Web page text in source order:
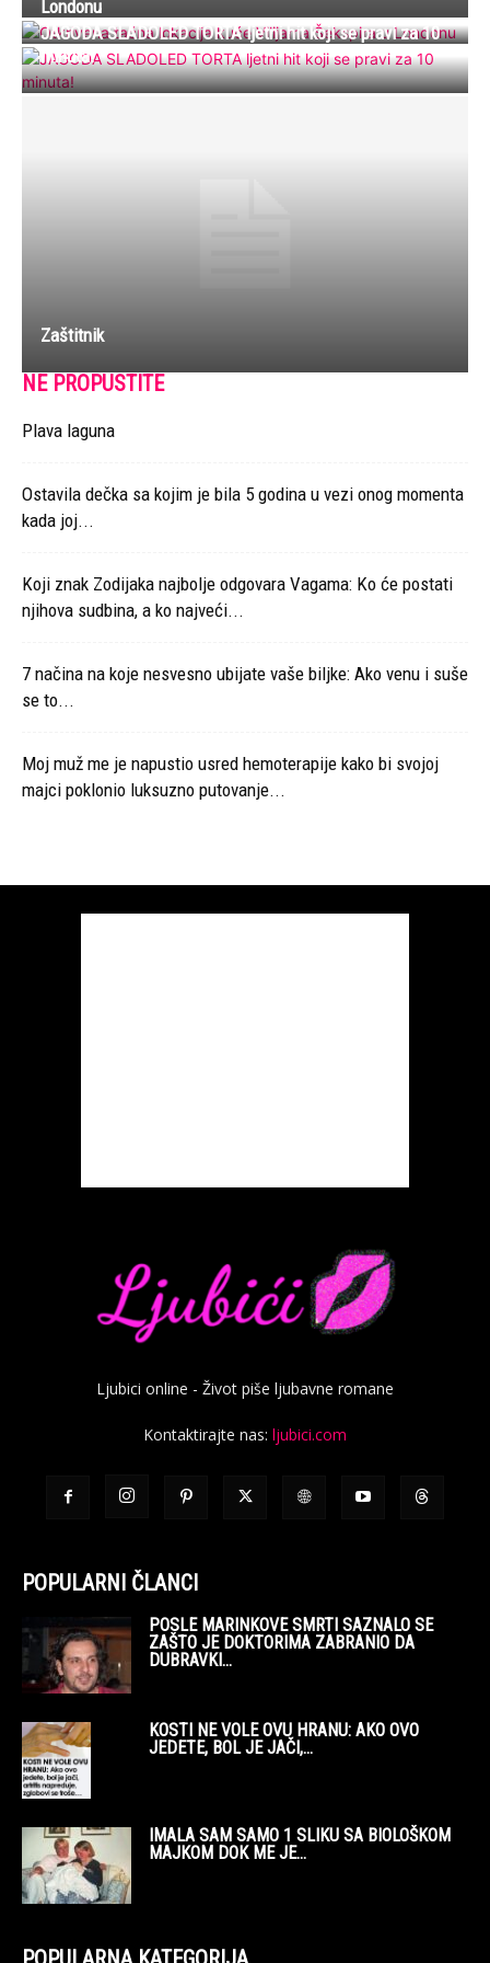
Londonu
JAGODA SLADOLED TORTA ljetni hit koji se pravi za 10
minuta!
Zaštitnik
NE PROPUSTITE
Plava laguna
Ostavila dečka sa kojim je bila 5 godina u vezi onog momenta
kada joj...
Koji znak Zodijaka najbolje odgovara Vagama: Ko će postati
njihova sudbina, a ko najveći...
7 načina na koje nesvesno ubijate vaše biljke: Ako venu i suše
se to...
Moj muž me je napustio usred hemoterapije kako bi svojoj
majci poklonio luksuzno putovanje...
Ljubici online - Život piše ljubavne romane
Kontaktirajte nas: ljubici.com
POPULARNI ČLANCI
POSLE MARINKOVE SMRTI SAZNALO SE
ZAŠTO JE DOKTORIMA ZABRANIO DA
DUBRAVKI...
KOSTI NE VOLE OVU HRANU: AKO OVO
JEDETE, BOL JE JAČI,...
IMALA SAM SAMO 1 SLIKU SA BIOLOŠKOM
MAJKOM DOK ME JE...